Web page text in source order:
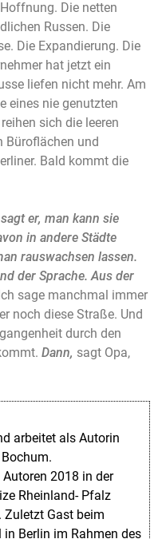
Die netten
Russen. Die
Die Expandierung. Die
hat jetzt ein
liefen nicht mehr. Am
eines nie genutzten
sich die leeren
Büroflächen und
Bald kommt die
er, man kann sie
in andere Städte
rauswachsen lassen.
der Sprache. Aus der
sage manchmal immer
noch diese Straße. Und
durch den
Dann, sagt Opa,
arbeitet als Autorin
2018 in der
Rheinland- Pfalz
Zuletzt Gast beim
Berlin im Rahmen des